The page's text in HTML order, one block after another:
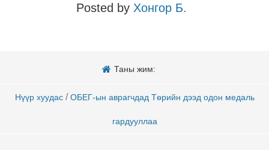
Posted by Хонгор Б.
Таны жим:
Нүүр хуудас / ОБЕГ-ын аврагчдад Төрийн дээд одон медаль
гардууллаа